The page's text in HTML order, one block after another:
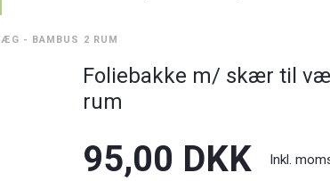
- BAMBUS 2 RUM
Foliebakke m/ skær til
rum
95,00 DKK Inkl.